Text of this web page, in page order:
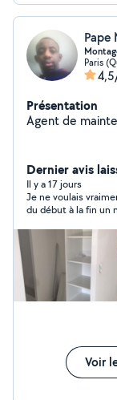
Pape
Paris
Présentation
Agent de
Dernier avis
Il y a 17 jours
Je ne voulais
du début à la fin un
c’était moi je
tout les cuisines
bas qui ont durée
vers les 18h il
enfant de 4 ans
pck rempli de
commentaire
Voir